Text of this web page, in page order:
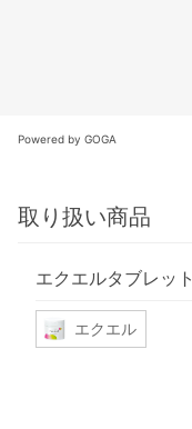
Powered by GOGA
取り扱い商品
エクエルタブレット
エクエル